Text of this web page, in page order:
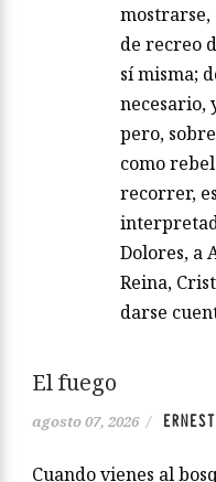
mostrarse,
de recreo
sí misma;
necesario,
pero,
como
recorrer,
Dolores, a
Reina,
darse
El fuego
agosto 07, 2026 /
Cuando vienes al